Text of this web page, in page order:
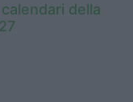
della